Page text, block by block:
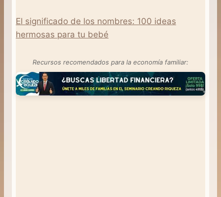
El significado de los nombres: 100 ideas
hermosas para tu bebé
Recursos recomendados para la economía familiar: